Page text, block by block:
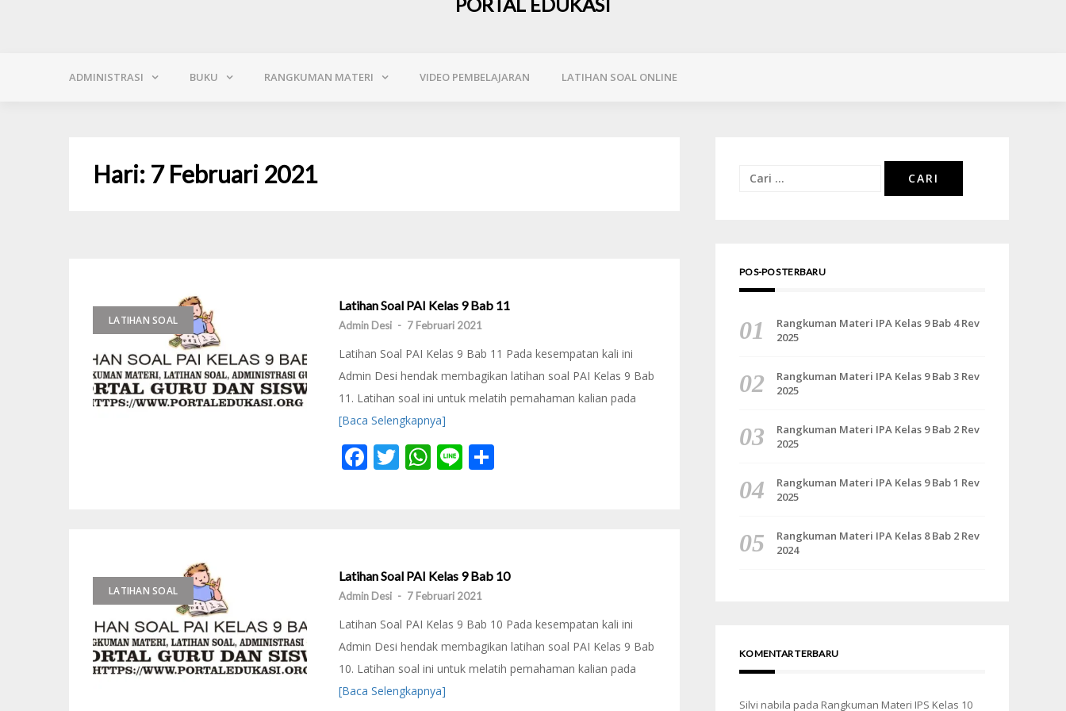
ADMINISTRASI BUKU RANGKUMAN MATERI VIDEO PEMBELAJARAN LATIHAN SOAL ONLINE
Hari: 7 Februari 2021
LATIHAN SOAL
Latihan Soal PAI Kelas 9 Bab 11
Admin Desi - 7 Februari 2021
Latihan Soal PAI Kelas 9 Bab 11 Pada kesempatan kali ini
Admin Desi hendak membagikan latihan soal PAI Kelas 9 Bab
11. Latihan soal ini untuk melatih pemahaman kalian pada
[Baca Selengkapnya]
Facebook
Twitter
WhatsApp
Line
LATIHAN SOAL
Latihan Soal PAI Kelas 9 Bab 10
Admin Desi - 7 Februari 2021
Latihan Soal PAI Kelas 9 Bab 10 Pada kesempatan kali ini
Admin Desi hendak membagikan latihan soal PAI Kelas 9 Bab
10. Latihan soal ini untuk melatih pemahaman kalian pada
[Baca Selengkapnya]
Cari
POS-POS TERBARU
Rangkuman Materi IPA Kelas 9 Bab 4 Rev
2025
Rangkuman Materi IPA Kelas 9 Bab 3 Rev
2025
Rangkuman Materi IPA Kelas 9 Bab 2 Rev
2025
Rangkuman Materi IPA Kelas 9 Bab 1 Rev
2025
Rangkuman Materi IPA Kelas 8 Bab 2 Rev
2024
KOMENTAR TERBARU
Silvi nabila pada Rangkuman Materi IPS Kelas 10